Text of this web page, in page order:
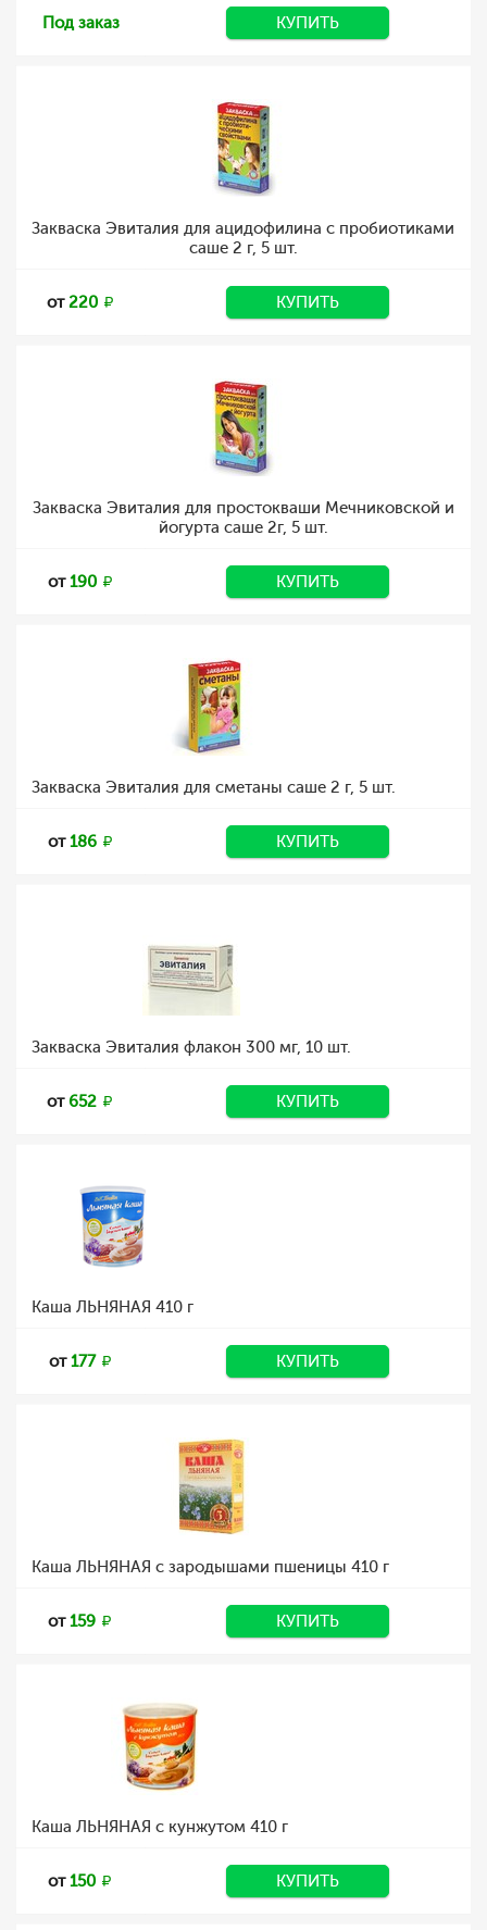
Под заказ КУПИТЬ
Закваска Эвиталия для ацидофилина с пробиотиками
саше 2 г, 5 шт.
от220 КУПИТЬ
Закваска Эвиталия для простокваши Мечниковской и
йогурта саше 2г, 5 шт.
от190 КУПИТЬ
Закваска Эвиталия для сметаны саше 2 г, 5 шт.
от186 КУПИТЬ
Закваска Эвиталия флакон 300 мг, 10 шт.
от652 КУПИТЬ
Каша ЛЬНЯНАЯ 410 г
от177 КУПИТЬ
Каша ЛЬНЯНАЯ с зародышами пшеницы 410 г
от159 КУПИТЬ
Каша ЛЬНЯНАЯ с кунжутом 410 г
от150 КУПИТЬ